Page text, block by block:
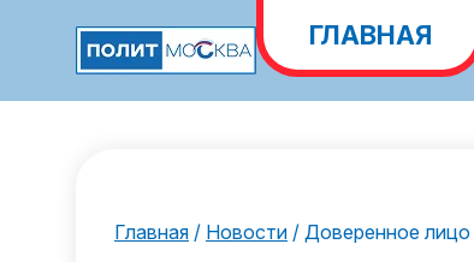
ГЛАВНАЯ
Главная / Новости / Доверенное